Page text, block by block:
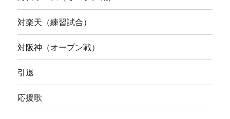
対楽天（練習試合）
対阪神（オープン戦）
引退
応援歌